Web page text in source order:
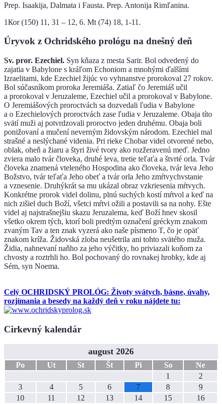
Prep. Isaakija, Dalmata i Fausta. Prep. Antоnija Rimľanina.
1Коr (150) 11, 31 – 12, 6. Мt (74) 18, 1-11.
Úryvok z Ochridského prológu na dnešný deň
Sv. pror. Ezechiel. Syn kňaza z mesta Sarir. Bol odvedený do
zajatia v Babylone s kráľom Echoniom a mnohými ďalšími
Izraelitami, kde Ezechiel žijúc vo vyhnanstve prorokoval 27 rokov.
Bol súčasníkom proroka Jeremiáša. Zatiaľ čo Jeremiáš učil
a prorokoval v Jeruzaleme, Ezechiel učil a prorokoval v Babylone.
O Jeremiášových proroctvách sa dozvedali ľudia v Babylone
a o Ezechielových proroctvách zase ľudia v Jeruzaleme. Obaja títo
svätí muži aj potvrdzovali proroctvo jeden druhému. Obaja boli
ponižovaní a mučení neverným židovským národom. Ezechiel mal
strašné a neslýchané videnia. Pri rieke Chobar videl otvorené nebo,
oblak, oheň a žiaru a štyri živé tvory ako rozžeravenú meď. Jedno
zviera malo tvár človeka, druhé leva, tretie teľaťa a štvrté orla. Tvár
človeka znamená vteleného Hospodina ako človeka, tvár leva Jeho
Božstvo, tvár teľaťa Jeho obeť a tvár orla Jeho zmŕtvychvstanie
a vznesenie. Druhýkrát sa mu ukázal obraz vzkriesenia mŕtvych.
Konkrétne prorok videl dolinu, plnú suchých kostí mŕtvol a keď na
nich zišiel duch Boží, všetci mŕtvi ožili a postavili sa na nohy. Ešte
videl aj najstrašnejšiu skazu Jeruzalema, keď Boží hnev skosil
všetko okrem tých, ktorí boli predtým označení gréckym znakom
zvaným Tav a ten znak vyzerá ako naše písmeno T, čo je opäť
znakom kríža. Židovská zloba neušetrila ani tohto svätého muža.
Židia, nahnevaní naňho za jeho výčitky, ho priviazali koňom za
chvosty a roztrhli ho. Bol pochovaný do rovnakej hrobky, kde aj
Sém, syn Noema.
Celý OCHRIDSKÝ PROLÓG: Životy svátych, básne, úvahy,
rozjímania a besedy na každý deň v roku nájdete tu:
Cirkevný kalendár
august 2026
Po Ut St Št Pi So
Ne
1
2
3
4 5 6 7 8
9
10
11 12 13 14 15
16